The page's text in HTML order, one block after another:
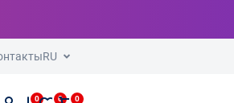
RU
0 0 0